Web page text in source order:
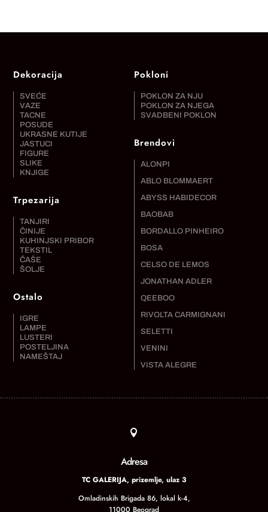
Dekoracija
SVEĆE
VAZE
TACNE
POSUDE
UKRASNE KUTIJE
JASTUCI
FIGURE
SLIKE
KNJIGE
Trpezarija
TANJIRI
ČINIJE
KUHINJSKI PRIBOR
TEKSTIL
ČAŠE
ŠOLJE
Ostalo
IGRE
LAMPE
LUSTERI
POSTELJINA
NAMEŠTAJ
Pokloni
POKLON ZA NJU
POKLON ZA NJEGA
SVADBENI POKLON
Brendovi
ALONPI
ABLO BLOMMAERT
ABYSS HABIDECOR
BAOBAB
BORDALLO PINHEIRO
BOSA
CELSO DE LEMOS
JONATHAN ADLER
QEEBOO
RIVOLTA CARMIGNANI
SELETTI
VENINI
VISTA ALEGRE

Adresa
TC GALERIJA, prizemlje, ulaz 3
Omladinskih Brigada 86, lokal k-4,
11000 Beograd